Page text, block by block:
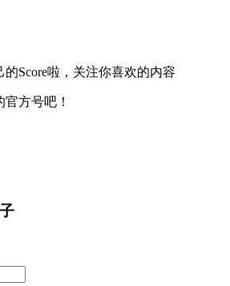
Score啦，关注你喜欢的内容
方号吧！